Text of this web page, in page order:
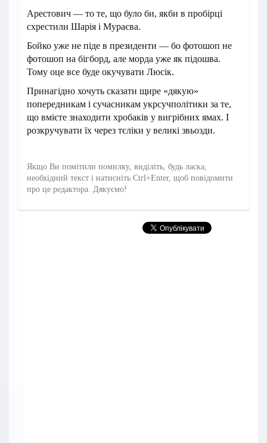
Арестович — то те, що було би, якби в пробірці
схрестили Шарія і Мураєва.
Бойко уже не піде в президенти — бо фотошоп не
фотошоп на бігборд, але морда уже як підошва.
Тому оце все буде окучувати Люсік.
Принагідно хочуть сказати щире «дякую»
попередникам і сучасникам укрсучполітики за те,
що вмієте знаходити хробаків у вигрібних ямах. І
розкручувати їх через тєліки у великі звьозди.
Якщо Ви помітили помилку, виділіть, будь ласка,
необхідний текст і натисніть Ctrl+Enter, щоб повідомити
про це редактора. Дякуємо!